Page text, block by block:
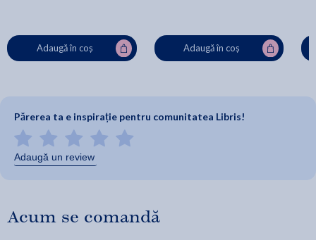
Adaugă în coș Adaugă în coș
Părerea ta e inspirație pentru comunitatea Libris!
Adaugă un review
Acum se comandă